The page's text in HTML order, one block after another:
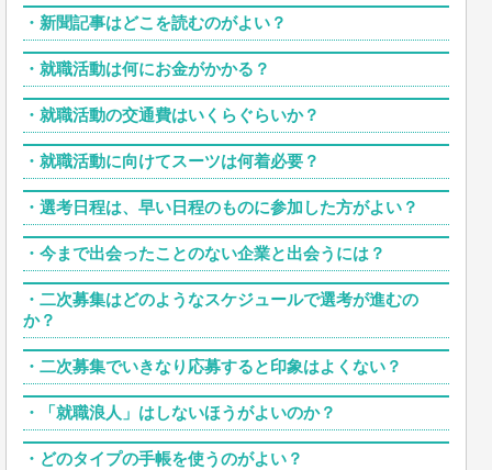
・ 新聞記事はどこを読むのがよい？
・ 就職活動は何にお金がかかる？
・ 就職活動の交通費はいくらぐらいか？
・ 就職活動に向けてスーツは何着必要？
・ 選考日程は、早い日程のものに参加した方がよい？
・ 今まで出会ったことのない企業と出会うには？
・ 二次募集はどのようなスケジュールで選考が進むの
か？
・ 二次募集でいきなり応募すると印象はよくない？
・ 「就職浪人」はしないほうがよいのか？
・ どのタイプの手帳を使うのがよい？